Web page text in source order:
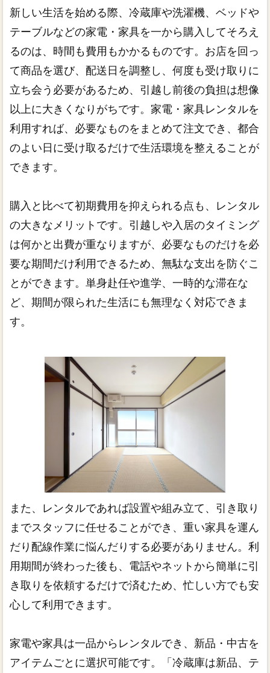
新しい生活を始める際、冷蔵庫や洗濯機、ベッドや
テーブルなどの家電・家具を一から購入してそろえ
るのは、時間も費用もかかるものです。お店を回っ
て商品を選び、配送日を調整し、何度も受け取りに
立ち会う必要があるため、引越し前後の負担は想像
以上に大きくなりがちです。家電・家具レンタルを
利用すれば、必要なものをまとめて注文でき、都合
のよい日に受け取るだけで生活環境を整えることが
できます。
購入と比べて初期費用を抑えられる点も、レンタル
の大きなメリットです。引越しや入居のタイミング
は何かと出費が重なりますが、必要なものだけを必
要な期間だけ利用できるため、無駄な支出を防ぐこ
とができます。単身赴任や進学、一時的な滞在な
ど、期間が限られた生活にも無理なく対応できま
す。
また、レンタルであれば設置や組み立て、引き取り
までスタッフに任せることができ、重い家具を運ん
だり配線作業に悩んだりする必要がありません。利
用期間が終わった後も、電話やネットから簡単に引
き取りを依頼するだけで済むため、忙しい方でも安
心して利用できます。
家電や家具は一品からレンタルでき、新品・中古を
アイテムごとに選択可能です。「冷蔵庫は新品、テ